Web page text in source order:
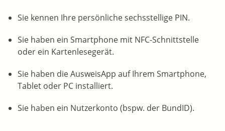
Sie kennen Ihre persönliche sechsstellige PIN.
Sie haben ein Smartphone mit NFC-Schnittstelle
oder ein Kartenlesegerät.
Sie haben die AusweisApp auf Ihrem Smartphone,
Tablet oder PC installiert.
Sie haben ein Nutzerkonto (bspw. der BundID).